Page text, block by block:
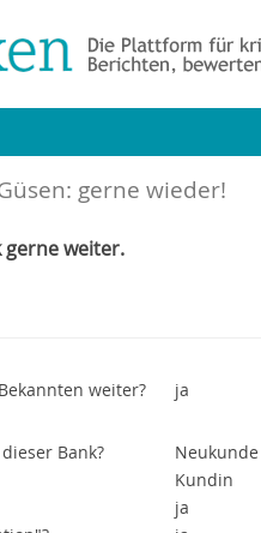
gerne wieder!
gerne weiter.
weiter?
ja
Bank?
Neukunde
Kundin
ja